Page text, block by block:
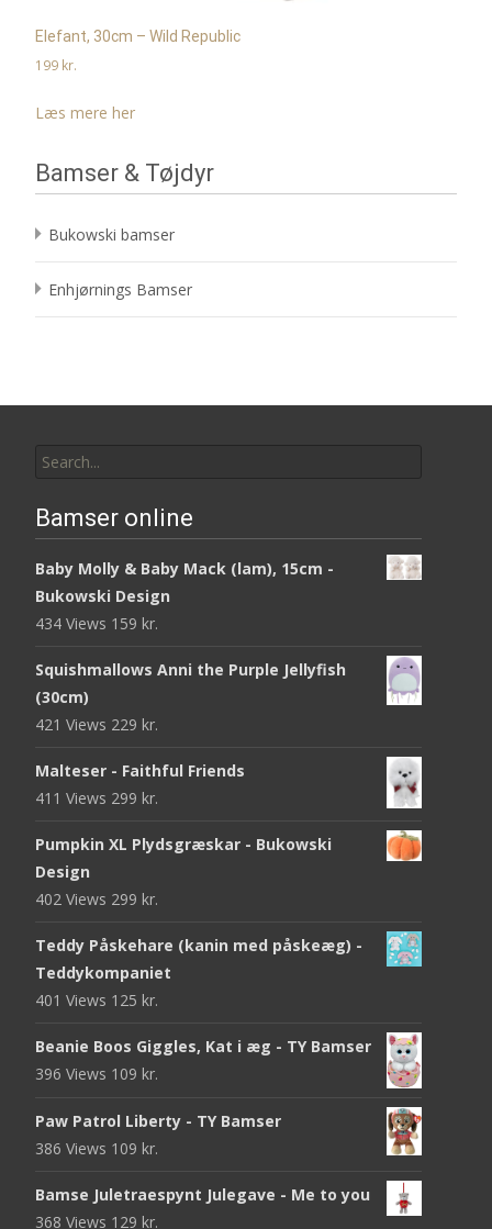
Elefant, 30cm – Wild Republic
199 kr.
Læs mere her
Bamser & Tøjdyr
Bukowski bamser
Enhjørnings Bamser
for:
Bamser online
Baby Molly & Baby Mack (lam), 15cm -
Bukowski Design
434 Views 159 kr.
Squishmallows Anni the Purple Jellyfish
(30cm)
421 Views 229 kr.
Malteser - Faithful Friends
411 Views 299 kr.
Pumpkin XL Plydsgræskar - Bukowski
Design
402 Views 299 kr.
Teddy Påskehare (kanin med påskeæg) -
Teddykompaniet
401 Views 125 kr.
Beanie Boos Giggles, Kat i æg - TY Bamser
396 Views 109 kr.
Paw Patrol Liberty - TY Bamser
386 Views 109 kr.
Bamse Juletraespynt Julegave - Me to you
368 Views 129 kr.